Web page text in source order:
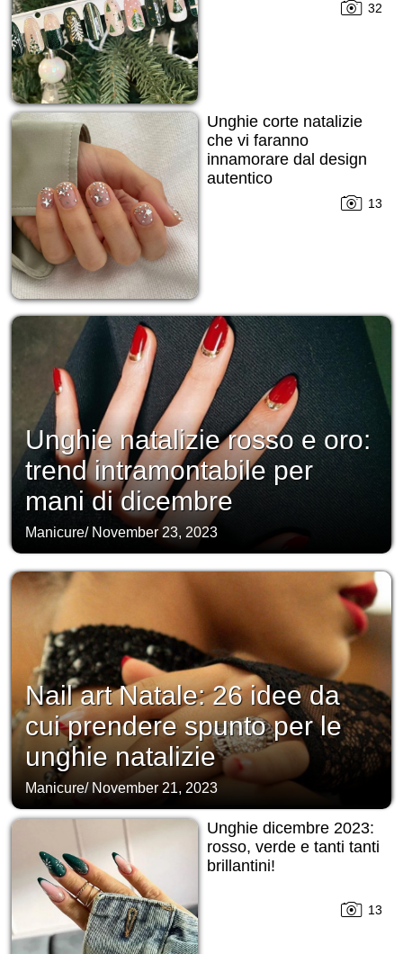
32
Unghie corte natalizie
che vi faranno
innamorare dal design
autentico
13
Unghie natalizie rosso e oro:
trend intramontabile per
mani di dicembre
Manicure/ November 23, 2023
Nail art Natale: 26 idee da
cui prendere spunto per le
unghie natalizie
Manicure/ November 21, 2023
Unghie dicembre 2023:
rosso, verde e tanti tanti
brillantini!
13